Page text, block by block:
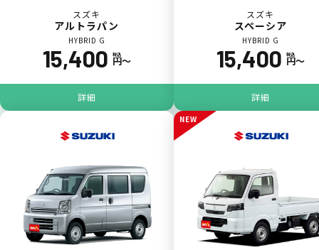
※たすカッターをご利用頂く場合、免責金額が１回あたり5,000円
掛かります。
たすカッター３詳細
スズキ
アルトラパン
HYBRID G
15,400 税込
円〜
詳細
スズキ
スペーシア
HYBRID G
15,400 税込
円〜
詳細
NEW